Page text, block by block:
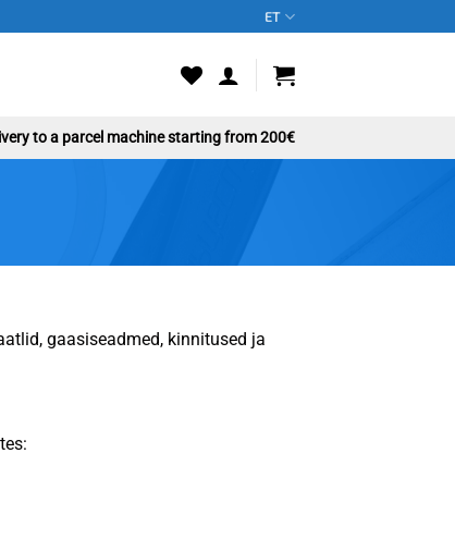
ET
to a parcel machine starting from 200€
gaasiseadmed, kinnitused ja